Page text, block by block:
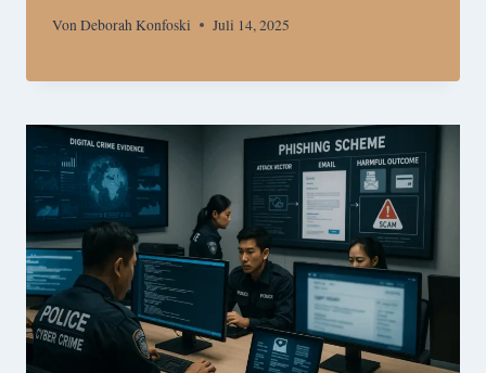
VonDeborah Konfoski Juli 14, 2025